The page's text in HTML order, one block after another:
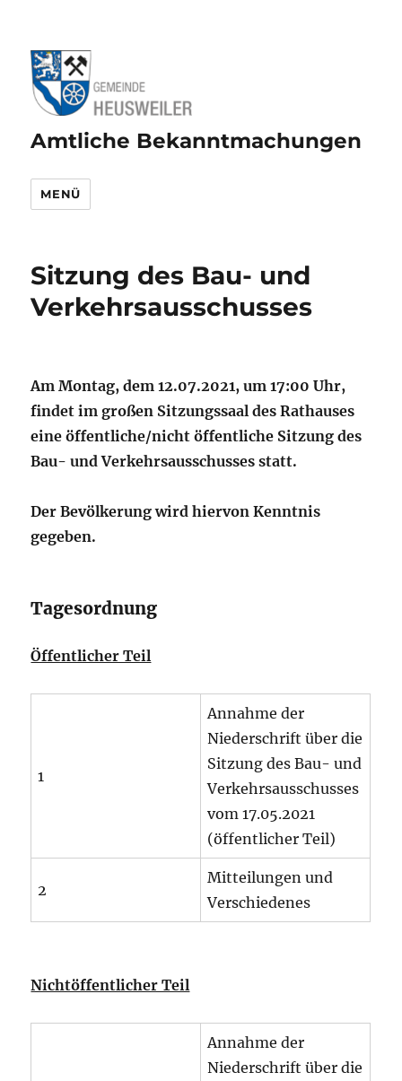
Amtliche Bekanntmachungen
MENÜ
Sitzung des Bau- und
Verkehrsausschusses
Am Montag, dem 12.07.2021, um 17:00 Uhr,
findet im großen Sitzungssaal des Rathauses
eine öffentliche/nicht öffentliche Sitzung des
Bau- und Verkehrsausschusses statt.
Der Bevölkerung wird hiervon Kenntnis
gegeben.
Tagesordnung
Öffentlicher Teil
1
Annahme der
Niederschrift über die
Sitzung des Bau- und
Verkehrsausschusses
vom 17.05.2021
(öffentlicher Teil)
2
Mitteilungen und
Verschiedenes
Nichtöffentlicher Teil
Annahme der
Niederschrift über die